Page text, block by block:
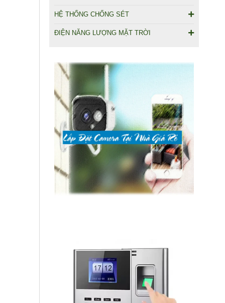
HỆ THỐNG CHỐNG SÉT
ĐIỆN NĂNG LƯỢNG MẶT TRỜI